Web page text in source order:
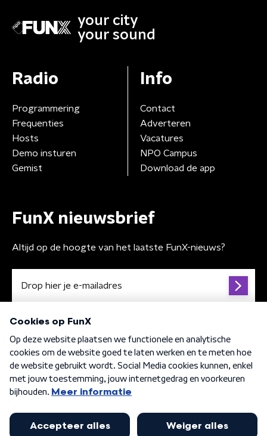
your city
your sound
Radio
Programmering
Frequenties
Hosts
Demo insturen
Gemist
Info
Contact
Adverteren
Vacatures
NPO Campus
Download de app
FunX nieuwsbrief
Altijd op de hoogte van het laatste FunX-nieuws?
Algemene voorwaarden Privacybeleid